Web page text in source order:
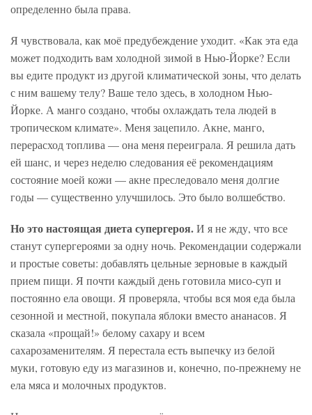
определенно была права.
Я чувствовала, как моё предубеждение уходит. «Как эта еда
может подходить вам холодной зимой в Нью-Йорке? Если
вы едите продукт из другой климатической зоны, что делать
с ним вашему телу? Ваше тело здесь, в холодном Нью-
Йорке. А манго создано, чтобы охлаждать тела людей в
тропическом климате». Меня зацепило. Акне, манго,
перерасход топлива — она меня переиграла. Я решила дать
ей шанс, и через неделю следования её рекомендациям
состояние моей кожи — акне преследовало меня долгие
годы — существенно улучшилось. Это было волшебство.
Но это настоящая диета супергероя.И я не жду, что все
станут супергероями за одну ночь. Рекомендации содержали
и простые советы: добавлять цельные зерновые в каждый
прием пищи. Я почти каждый день готовила мисо-суп и
постоянно ела овощи. Я проверяла, чтобы вся моя еда была
сезонной и местной, покупала яблоки вместо ананасов. Я
сказала «прощай!» белому сахару и всем
сахарозаменителям. Я перестала есть выпечку из белой
муки, готовую еду из магазинов и, конечно, по-прежнему не
ела мяса и молочных продуктов.